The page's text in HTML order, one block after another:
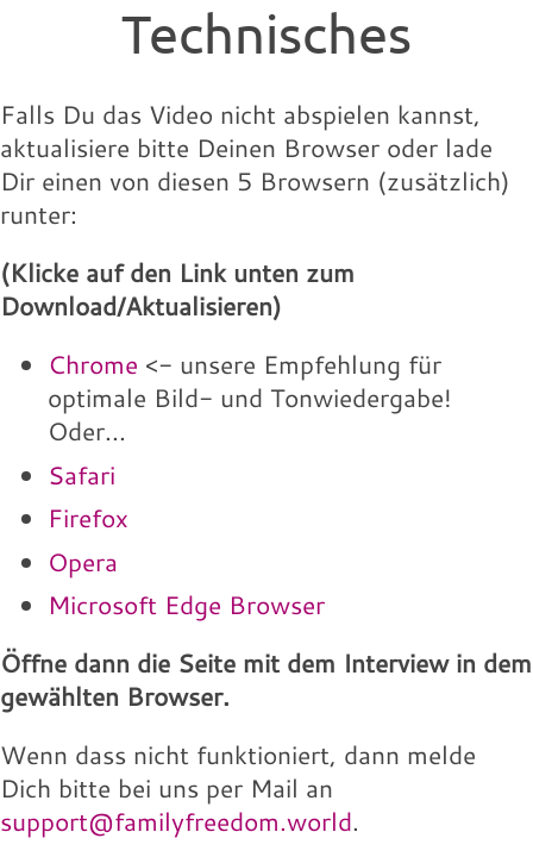
Technisches
Falls Du das Video nicht abspielen kannst,
aktualisiere bitte Deinen Browser oder lade
Dir einen von diesen 5 Browsern (zusätzlich)
runter:
(Klicke auf den Link unten zum
Download/Aktualisieren)
Chrome <- unsere Empfehlung für
optimale Bild- und Tonwiedergabe!
Oder...
Safari
Firefox
Opera
Microsoft Edge Browser
Öffne dann die Seite mit dem Interview in dem
gewählten Browser.
Wenn dass nicht funktioniert, dann melde
Dich bitte bei uns per Mail an
support@familyfreedom.world.